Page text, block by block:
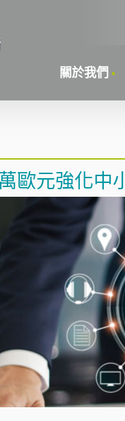
關於我們
歐元強化中